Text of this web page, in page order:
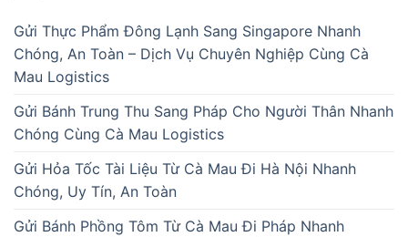
Gửi Thực Phẩm Đông Lạnh Sang Singapore Nhanh
Chóng, An Toàn – Dịch Vụ Chuyên Nghiệp Cùng Cà
Mau Logistics
Gửi Bánh Trung Thu Sang Pháp Cho Người Thân Nhanh
Chóng Cùng Cà Mau Logistics
Gửi Hỏa Tốc Tài Liệu Từ Cà Mau Đi Hà Nội Nhanh
Chóng, Uy Tín, An Toàn
Gửi Bánh Phồng Tôm Từ Cà Mau Đi Pháp Nhanh